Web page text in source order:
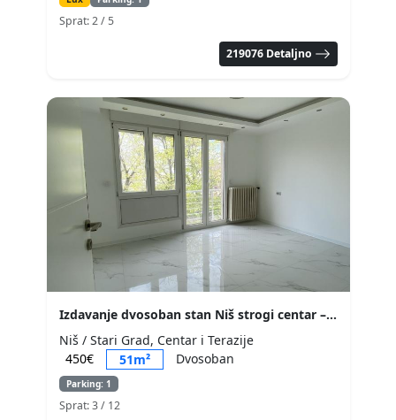
Sprat: 2 / 5
219076 Detaljno
Izdavanje dvosoban stan Niš strogi centar – 51 m², polunamešten, odlična lokacija, smart home oprema
Niš / Stari Grad, Centar i Terazije
450€
51m² Dvosoban
Parking: 1
Sprat: 3 / 12